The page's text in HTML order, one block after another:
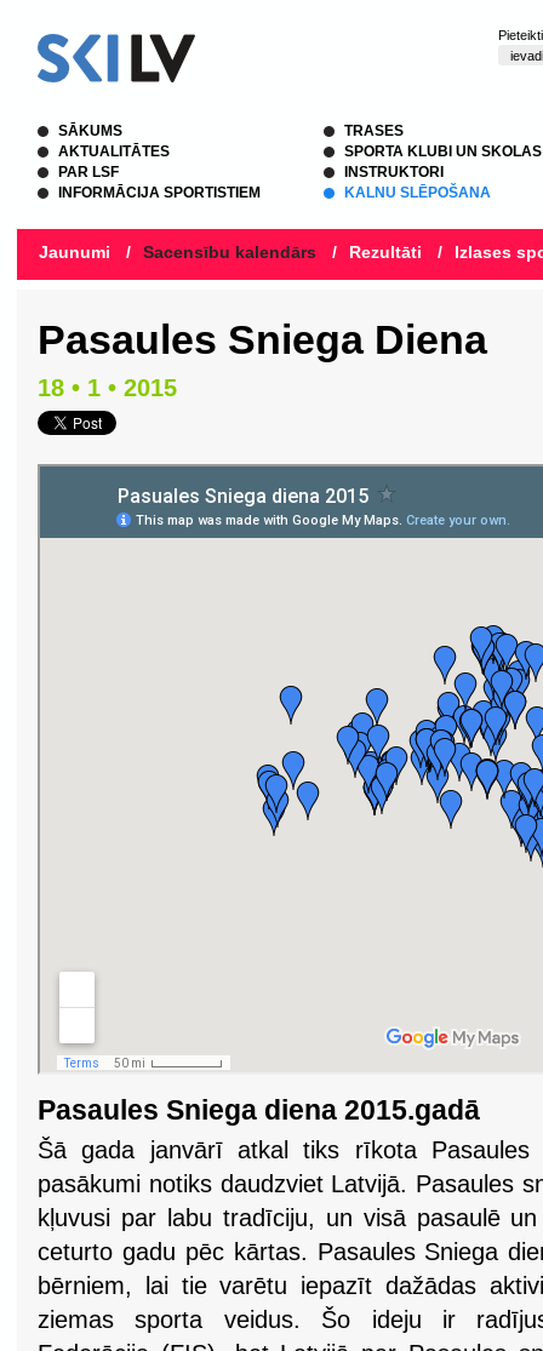
SĀKUMS
AKTUALITĀTES
PAR LSF
INFORMĀCIJA SPORTISTIEM
TRASES
SPORTA KLUBI UN SKOLAS
INSTRUKTORI
KALNU SLĒPOŠANA
Jaunumi / Sacensību kalendārs / Rezultāti / Izlases
Pasaules Sniega Diena
18 • 1 • 2015
Pasaules Sniega diena 2015.gadā
Šā gada janvārī atkal tiks rīkota
pasākumi notiks daudzviet Latvijā. Pasaules
kļuvusi par labu tradīciju, un visā pasaulē
ceturto gadu pēc kārtas. Pasaules Sniega
bērniem, lai tie varētu iepazīt dažādas
ziemas sporta veidus. Šo ideju ir